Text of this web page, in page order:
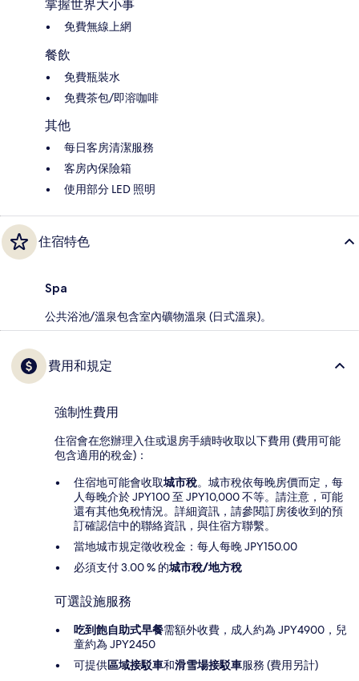
掌握世界大小事
免費無線上網
餐飲
免費瓶裝水
免費茶包/即溶咖啡
其他
每日客房清潔服務
客房內保險箱
使用部分 LED 照明
住宿特色
Spa
公共浴池/溫泉包含室內礦物溫泉 (日式溫泉)。
費用和規定
強制性費用
住宿會在您辦理入住或退房手續時收取以下費用 (費用可能
包含適用的稅金)：
住宿地可能會收取城市稅。城市稅依每晚房價而定，每
人每晚介於 JPY100 至 JPY10,000 不等。請注意，可能
還有其他免稅情況。詳細資訊，請參閱訂房後收到的預
訂確認信中的聯絡資訊，與住宿方聯繫。
當地城市規定徵收稅金：每人每晚 JPY150.00
必須支付 3.00 % 的城市稅/地方稅
可選設施服務
吃到飽自助式早餐需額外收費，成人約為 JPY4900，兒
童約為 JPY2450
可提供區域接駁車和滑雪場接駁車服務 (費用另計)